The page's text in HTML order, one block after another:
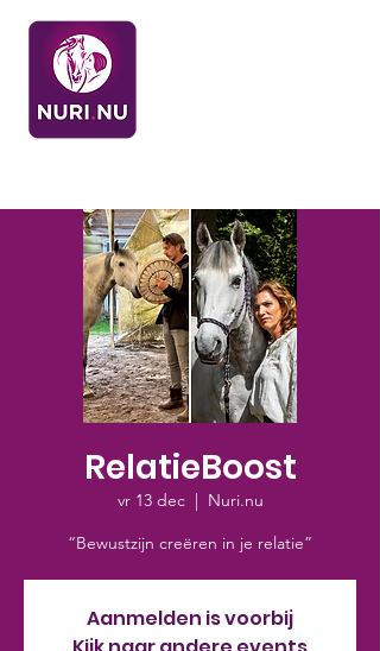
RelatieBoost
vr 13 dec
  |
Nuri.nu
“Bewustzijn creëren in je relatie”
Aanmelden is voorbij